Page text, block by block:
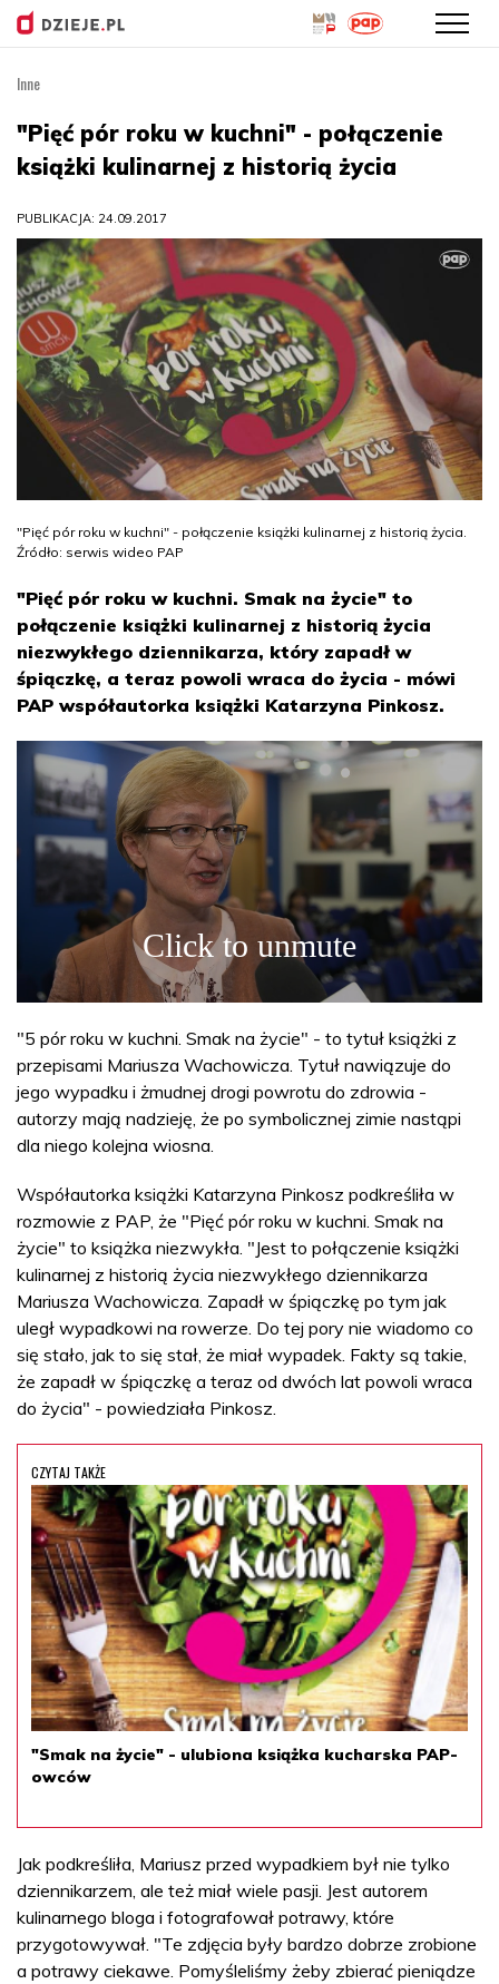
treści
Inne
"Pięć pór roku w kuchni" - połączenie
książki kulinarnej z historią życia
PUBLIKACJA: 24.09.2017
"Pięć pór roku w kuchni" - połączenie książki kulinarnej z historią życia.
Źródło: serwis wideo PAP
"Pięć pór roku w kuchni. Smak na życie" to
połączenie książki kulinarnej z historią życia
niezwykłego dziennikarza, który zapadł w
śpiączkę, a teraz powoli wraca do życia - mówi
PAP współautorka książki Katarzyna Pinkosz.
"5 pór roku w kuchni. Smak na życie" - to tytuł książki z
przepisami Mariusza Wachowicza. Tytuł nawiązuje do
jego wypadku i żmudnej drogi powrotu do zdrowia -
autorzy mają nadzieję, że po symbolicznej zimie nastąpi
dla niego kolejna wiosna.
Współautorka książki Katarzyna Pinkosz podkreśliła w
rozmowie z PAP, że "Pięć pór roku w kuchni. Smak na
życie" to książka niezwykła. "Jest to połączenie książki
kulinarnej z historią życia niezwykłego dziennikarza
Mariusza Wachowicza. Zapadł w śpiączkę po tym jak
uległ wypadkowi na rowerze. Do tej pory nie wiadomo co
się stało, jak to się stał, że miał wypadek. Fakty są takie,
że zapadł w śpiączkę a teraz od dwóch lat powoli wraca
do życia" - powiedziała Pinkosz.
CZYTAJ TAKŻE
"Smak na życie" - ulubiona książka kucharska PAP-
owców
Jak podkreśliła, Mariusz przed wypadkiem był nie tylko
dziennikarzem, ale też miał wiele pasji. Jest autorem
kulinarnego bloga i fotografował potrawy, które
przygotowywał. "Te zdjęcia były bardzo dobrze zrobione
a potrawy ciekawe. Pomyśleliśmy żeby zbierać pieniądze